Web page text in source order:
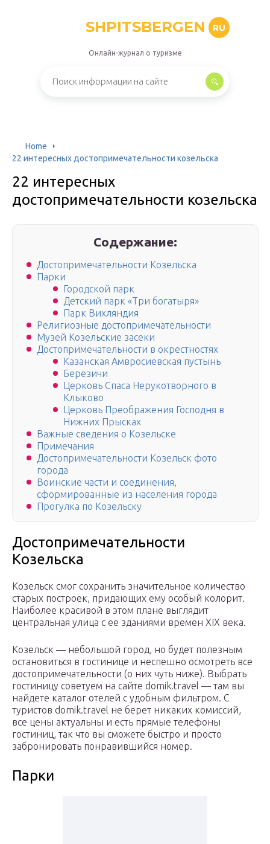
SHPITSBERGEN RU
Онлайн-журнал о туризме
Home
22 интересных достопримечательности козельска
22 интересных
достопримечательности козельска
Содержание:
Достопримечательности Козельска
Парки
Городской парк
Детский парк «Три богатыря»
Парк Вихляндия
Религиозные достопримечательности
Музей Козельские засеки
Достопримечательности в окрестностях
Казанская Амвросиевская пустынь
Березичи
Церковь Спаса Нерукотворного в
Клыково
Церковь Преображения Господня в
Нижних Прысках
Важные сведения о Козельске
Примечания
Достопримечательности Козельск фото
города
Воинские части и соединения,
сформированные из населения города
Прогулка по Козельску
Достопримечательности
Козельска
Козельск смог сохранить значительное количество
старых построек, придающих ему особый колорит.
Наиболее красивой в этом плане выглядит
центральная улица с ее зданиями времен XIX века.
Козельск — небольшой город, но будет полезным
остановиться в гостинице и неспешно осмотреть все
достопримечательности (о них чуть ниже). Выбрать
гостиницу советуем на сайте domik.travel — там вы
найдете каталог отелей с удобным фильтром. С
туристов domik.travel не берет никаких комиссий,
все цены актуальны и есть прямые телефоны
гостиниц, так что вы сможете быстро и просто
забронировать понравившийся номер.
Парки